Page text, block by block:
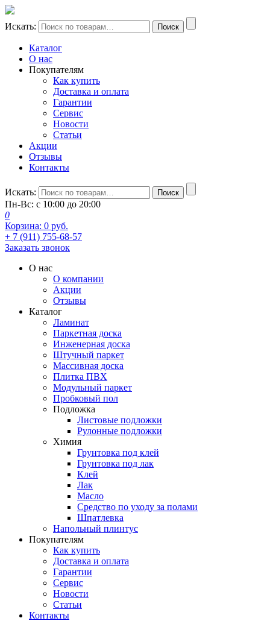
Искать: Поиск
Каталог
О нас
Покупателям
Как купить
Доставка и оплата
Гарантии
Сервис
Новости
Статьи
Акции
Отзывы
Контакты
Искать: Поиск
Пн-Вс: с 10:00 до 20:00
0
Корзина: 0 руб.
+ 7 (911) 755-68-57
Заказать звонок
О нас
О компании
Акции
Отзывы
Каталог
Ламинат
Паркетная доска
Инженерная доска
Штучный паркет
Массивная доска
Плитка ПВХ
Модульный паркет
Пробковый пол
Подложка
Листовые подложки
Рулонные подложки
Химия
Грунтовка под клей
Грунтовка под лак
Клей
Лак
Масло
Средство по уходу за полами
Шпатлевка
Напольный плинтус
Покупателям
Как купить
Доставка и оплата
Гарантии
Сервис
Новости
Статьи
Контакты